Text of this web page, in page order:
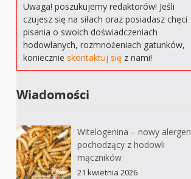
Uwaga! poszukujemy redaktorów! Jeśli
czujesz się na siłach oraz posiadasz chęci
pisania o swoich doświadczeniach
hodowlanych, rozmnożeniach gatunków,
koniecznieskontaktuj się z nami!
Wiadomości
Witelogenina – nowy alergen
pochodzący z hodowli
mączników
21 kwietnia 2026